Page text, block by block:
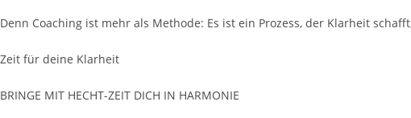
Denn Coaching ist mehr als Methode: Es ist ein Prozess, der Klarheit
Zeit für deine Klarheit
BRINGE MIT HECHT-ZEIT DICH IN HARMONIE